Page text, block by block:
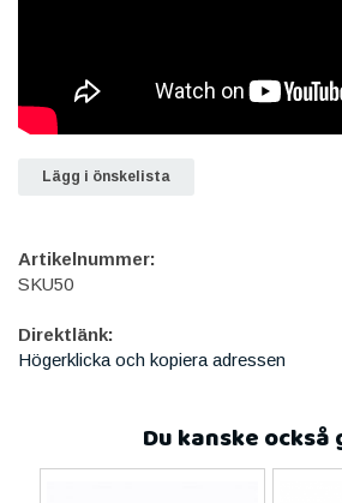
Lägg i önskelista
Artikelnummer:
SKU50
Direktlänk:
Högerklicka och kopiera adressen
Du kanske också